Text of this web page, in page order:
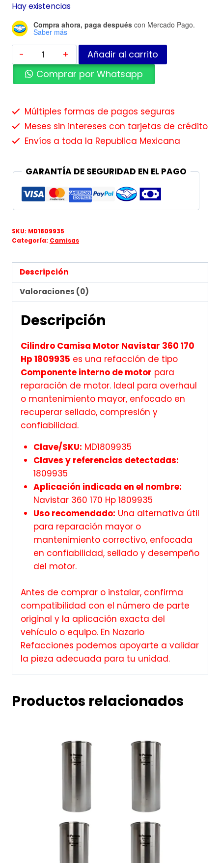
Hay existencias
Compra ahora, paga después con Mercado Pago.
Saber más
Añadir al carrito
Comprar por Whatsapp
Múltiples formas de pagos seguras
Meses sin intereses con tarjetas de crédito
Envíos a toda la Republica Mexicana
GARANTÍA DE SEGURIDAD EN EL PAGO
SKU: MD1809935
Categoría: Camisas
Descripción
Valoraciones (0)
Descripción
Cilindro Camisa Motor Navistar 360 170
Hp 1809935 es una refacción de tipo
Componente interno de motor para
reparación de motor. Ideal para overhaul
o mantenimiento mayor, enfocado en
recuperar sellado, compresión y
confiabilidad.
Clave/SKU: MD1809935
Claves y referencias detectadas:
1809935
Aplicación indicada en el nombre:
Navistar 360 170 Hp 1809935
Uso recomendado: Una alternativa útil
para reparación mayor o
mantenimiento correctivo, enfocada
en confiabilidad, sellado y desempeño
del motor.
Antes de comprar o instalar, confirma
compatibilidad con el número de parte
original y la aplicación exacta del
vehículo o equipo. En Nazario
Refacciones podemos apoyarte a validar
la pieza adecuada para tu unidad.
Productos relacionados